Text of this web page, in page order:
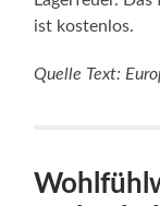
baumeln zu